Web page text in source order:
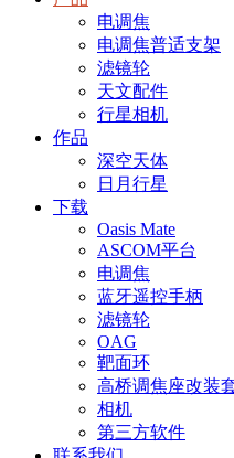
电调焦
电调焦普适支架
滤镜轮
天文配件
行星相机
作品
深空天体
日月行星
下载
Oasis Mate
ASCOM平台
电调焦
蓝牙遥控手柄
滤镜轮
OAG
靶面环
高桥调焦座改装
相机
第三方软件